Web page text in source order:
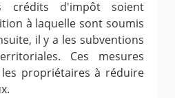
crédits d'impôt soient
à laquelle sont soumis
il y a les subventions
Ces mesures
propriétaires à réduire